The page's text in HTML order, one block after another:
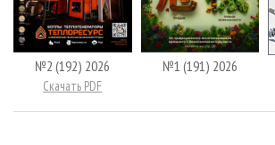
№2 (192) 2026
Скачать PDF
№1 (191) 2026